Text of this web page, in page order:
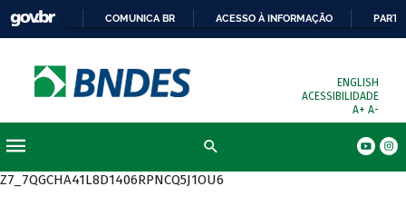
COMUNICA BR ACESSO À INFORMAÇÃO
ENGLISH
ACESSIBILIDADE
A+ A-
Z7_7QGCHA41L8D1406RPNCQ5J1OU6